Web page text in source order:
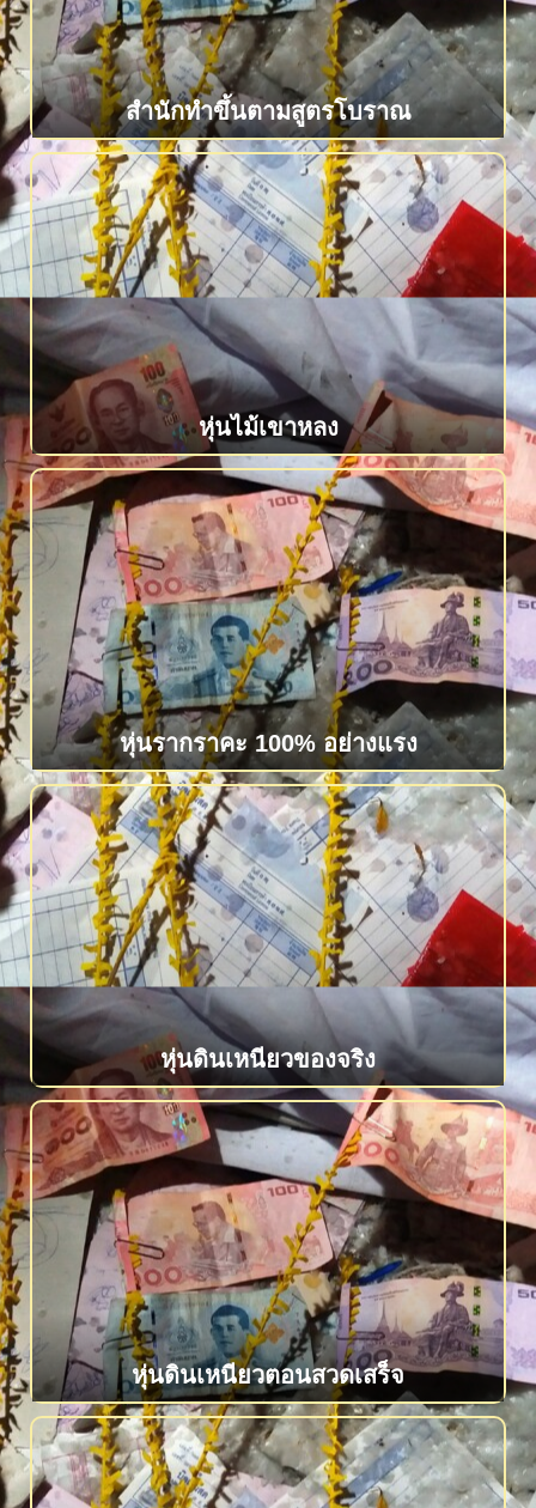
สำนักทำขึ้นตามสูตรโบราณ
หุ่นไม้เขาหลง
หุ่นรากราคะ 100% อย่างแรง
หุ่นดินเหนียวของจริง
หุ่นดินเหนียวตอนสวดเสร็จ